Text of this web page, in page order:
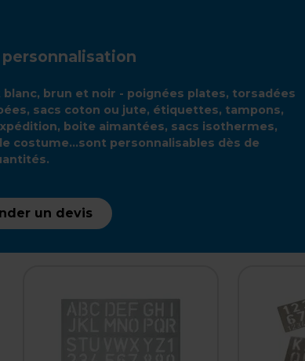
personnalisation
blanc, brun et noir - poignées plates, torsadées
sacs coton ou jute, étiquettes, tampons,
boite aimantées, sacs isothermes,
costume...sont personnalisables dès de
un devis